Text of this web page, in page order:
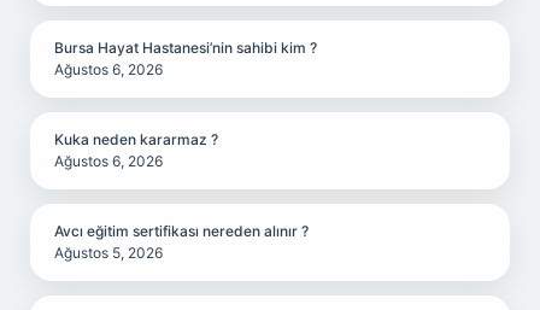
Bursa Hayat Hastanesi’nin sahibi kim ?
Ağustos 6, 2026
Kuka neden kararmaz ?
Ağustos 6, 2026
Avcı eğitim sertifikası nereden alınır ?
Ağustos 5, 2026